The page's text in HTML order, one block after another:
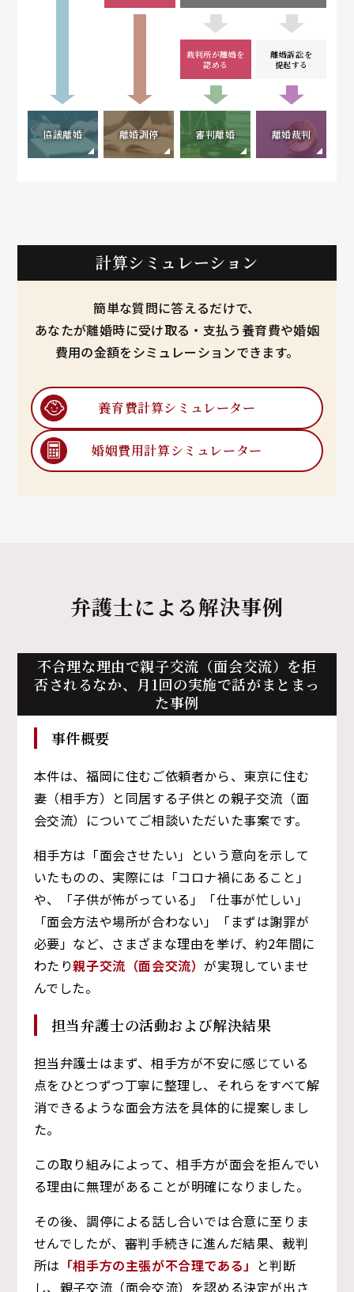
裁判所が離婚を
認める
離婚訴訟を
提起する
協議離婚 離婚調停 審判離婚 離婚裁判
計算シミュレーション
簡単な質問に答えるだけで、
あなたが離婚時に受け取る・支払う養育費や婚姻
費用の金額をシミュレーションできます。
養育費計算シミュレーター
婚姻費用計算シミュレーター
弁護士による解決事例
不合理な理由で親子交流（面会交流）を拒
否されるなか、
月1回の実施で話がまとまっ
た事例
事件概要
本件は、福岡に住むご依頼者から、東京に住む
妻（相手方）と同居する子供との親子交流（面
会交流）についてご相談いただいた事案です。
相手方は「面会させたい」という意向を示して
いたものの、実際には「コロナ禍にあること」
や、「子供が怖がっている」「仕事が忙しい」
「面会方法や場所が合わない」「まずは謝罪が
必要」など、さまざまな理由を挙げ、約2年間に
わたり親子交流（面会交流）が実現していませ
んでした。
担当弁護士の活動および解決結果
担当弁護士はまず、相手方が不安に感じている
点をひとつずつ丁寧に整理し、それらをすべて解
消できるような面会方法を具体的に提案しまし
た。
この取り組みによって、相手方が面会を拒んでい
る理由に無理があることが明確になりました。
その後、調停による話し合いでは合意に至りま
せんでしたが、審判手続きに進んだ結果、裁判
所は 「相手方の主張が不合理である」 と判断
し、親子交流（面会交流）を認める決定が出さ